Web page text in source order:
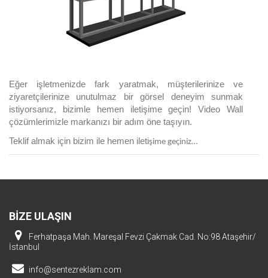
Eğer işletmenizde fark yaratmak, müşterilerinize ve
ziyaretçilerinize unutulmaz bir görsel deneyim sunmak
istiyorsanız, bizimle hemen iletişime geçin! Video Wall
çözümlerimizle markanızı bir adım öne taşıyın.
Teklif almak için bizim ile hemen iletişime geçiniz…
BİZE ULAŞIN
Ferhatpaşa Mah. Mareşal Fevzi Çakmak Cad. No:98 Ataşehir/
İstanbul
info@sentezreklam.com